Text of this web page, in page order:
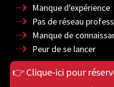
Manque d'expérience
Pas de réseau
Manque de
Peur de se lancer
👉 Clique-ici pour